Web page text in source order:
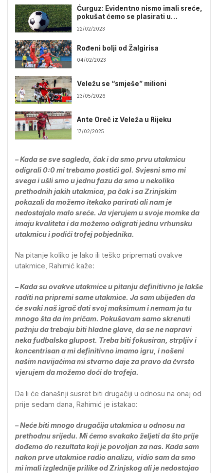
Ćurguz: Evidentno nismo imali sreće,
pokušat ćemo se plasirati u
polufinale
22/02/2023
Rođeni bolji od Žalgirisa
04/02/2023
Veležu se “smješe” milioni
23/05/2026
Ante Oreč iz Veleža u Rijeku
17/02/2025
– Kada se sve sagleda, čak i da smo prvu utakmicu
odigrali 0:0 mi trebamo postići gol. Svjesni smo mi
svega i ušli smo u jednu fazu da smo u nekoliko
prethodnih jakih utakmica, pa čak i sa Zrinjskim
pokazali da možemo itekako parirati ali nam je
nedostajalo malo sreće. Ja vjerujem u svoje momke da
imaju kvaliteta i da možemo odigrati jednu vrhunsku
utakmicu i podići trofej pobjednika.
Na pitanje koliko je lako ili teško pripremati ovakve
utakmice, Rahimić kaže:
– Kada su ovakve utakmice u pitanju definitivno je lakše
raditi na pripremi same utakmice. Ja sam ubijeđen da
će svaki naš igrač dati svoj maksimum i nemam ja tu
mnogo šta da im pričam. Pokušavam samo skrenuti
pažnju da trebaju biti hladne glave, da se ne napravi
neka fudbalska glupost. Treba biti fokusiran, strpljiv i
koncentrisan a mi definitivno imamo igru, i nošeni
našim navijačima mi stvarno daje za pravo da čvrsto
vjerujem da možemo doći do trofeja.
Da li će današnji susret biti drugačiji u odnosu na onaj od
prije sedam dana, Rahimić je istakao:
– Neće biti mnogo drugačija utakmica u odnosu na
prethodnu srijedu. Mi ćemo svakako željeti da što prije
dođemo do rezultata koji je povoljan za nas. Kada sam
nakon prve utakmice radio analizu, vidio sam da smo
mi imali izglednije prilike od Zrinjskog ali je nedostajao